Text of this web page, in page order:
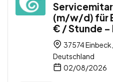
(m/w/d) für
€ / Stunde –
37574
Deutschland
02/08/2026